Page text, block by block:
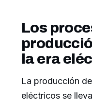
Los
la era
La producción
eléctricos se